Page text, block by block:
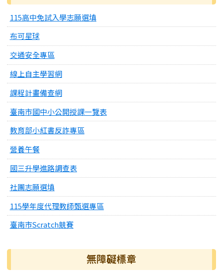
115高中免試入學志願選填
布可星球
交通安全專區
線上自主學習網
課程計畫備查網
臺南市國中小公開授課一覽表
教育部小紅書反詐專區
營養午餐
國三升學進路調查表
社團志願選填
115學年度代理教師甄選專區
臺南市Scratch競賽
無障礙標章